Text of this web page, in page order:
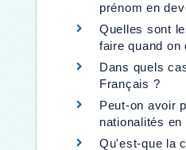
prénom en
Quelles sont
faire quand on
Dans quels
Français ?
Peut-on avoir
nationalités en
Qu'est-que la